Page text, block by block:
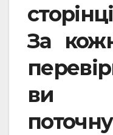
За
ви